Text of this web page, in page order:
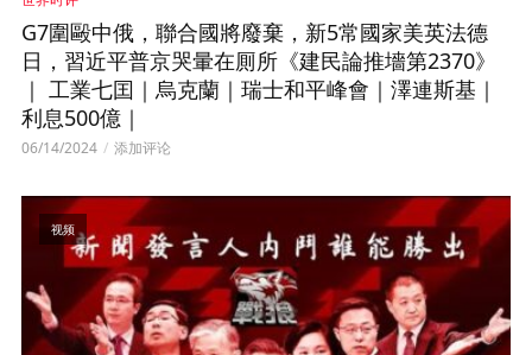
G7圍毆中俄，聯合國將廢棄，新5常國家美英法德
日，習近平普京哭暈在厠所《建民論推墻第2370》
｜ 工業七囯｜烏克蘭｜瑞士和平峰會｜澤連斯基｜
利息500億｜
06/14/2024 添加评论
视频